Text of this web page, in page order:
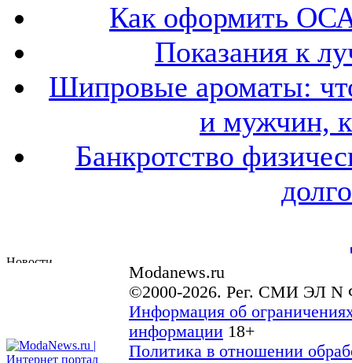
Как оформить
Показания к
Шипровые ароматы:
и мужчин,
Банкротство
Modanews.ru
©2000-2026. Рег. СМИ ЭЛ N
Информация об
информации 18+
Политика в отношении